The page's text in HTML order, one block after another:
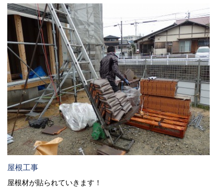
屋根工事
屋根材が貼られていきます！